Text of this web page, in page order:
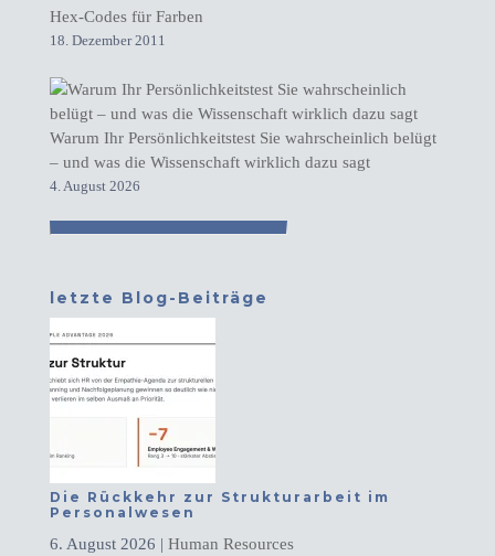
Hex-Codes für Farben
18. Dezember 2011
Warum Ihr Persönlichkeitstest Sie wahrscheinlich belügt
– und was die Wissenschaft wirklich dazu sagt
4. August 2026
letzte Blog-Beiträge
Die Rückkehr zur Strukturarbeit im
Personalwesen
6. August 2026 | Human Resources